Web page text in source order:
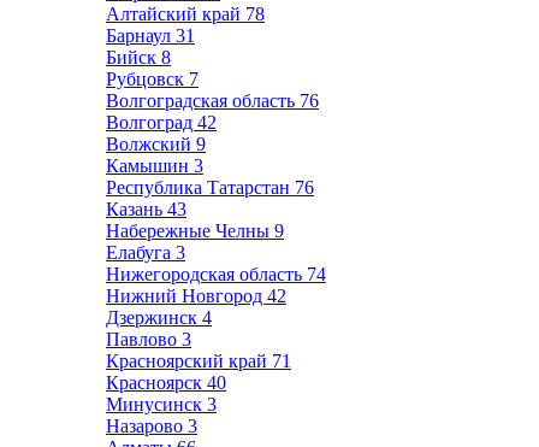
Алтайский край 78
Барнаул 31
Бийск 8
Рубцовск 7
Волгоградская область 76
Волгоград 42
Волжский 9
Камышин 3
Республика Татарстан 76
Казань 43
Набережные Челны 9
Елабуга 3
Нижегородская область 74
Нижний Новгород 42
Дзержинск 4
Павлово 3
Красноярский край 71
Красноярск 40
Минусинск 3
Назарово 3